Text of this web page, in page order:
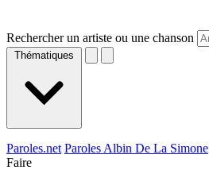
Rechercher un artiste ou une chanson
Thématiques
Paroles.net Paroles Albin De La Simone
Faire